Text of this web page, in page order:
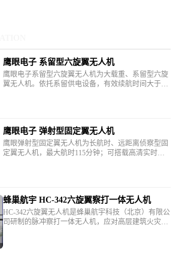
5.5公里
无
更正
纠错
鹰眼电子 系留型六旋翼无人机
鹰眼电子系留型六旋翼无人机为大载重、系留型六旋
翼无人机。依托系留供电设备，有效续航时间大于24
鹰眼电子 弹射型固定翼无人机
鹰眼弹射型固定翼无人机为长航时、远距离侦察型固
定翼无人机，最大航时115分钟；可搭载高清实时视
蜂巢航宇 HC-342六旋翼察打一体无人机
HC-342六旋翼无人机是蜂巢航宇科技（北京）有限公
司研制的脉冲察打一体无人机，应对高层建筑火灾，